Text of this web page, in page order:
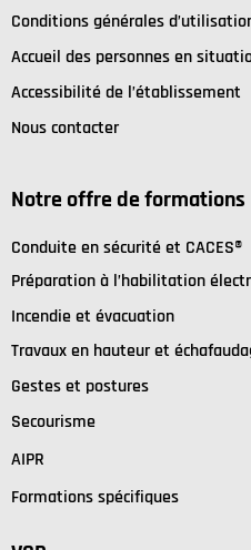
Conditions générales
Accueil des personnes en
Accessibilité de l’établissement
Nous contacter
Notre offre de formations
Conduite en sécurité et CACES®
Préparation à l’habilitation
Incendie et évacuation
Travaux en hauteur et
Gestes et postures
Secourisme
AIPR
Formations spécifiques